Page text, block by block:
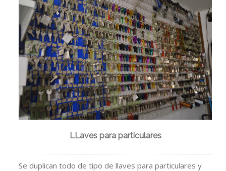
LLaves para particulares
Se duplican todo de tipo de llaves para particulares y